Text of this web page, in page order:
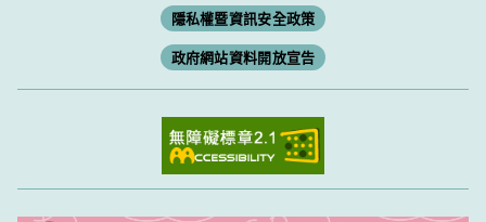
隱私權暨資訊安全政策
政府網站資料開放宣告